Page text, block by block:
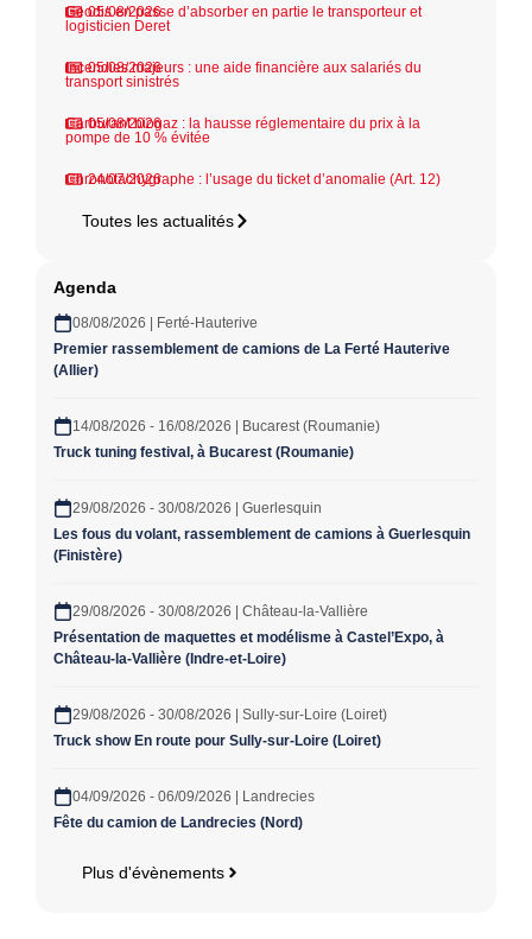
05/08/2026
Geodis en passe d’absorber en partie le transporteur et
logisticien Deret
05/08/2026
Incendies majeurs : une aide financière aux salariés du
transport sinistrés
05/08/2026
Carburant biogaz : la hausse réglementaire du prix à la
pompe de 10 % évitée
24/07/2026
Chronotachygraphe : l’usage du ticket d’anomalie (Art. 12)
Toutes les actualités
Agenda
08/08/2026 | Ferté-Hauterive
Premier rassemblement de camions de La Ferté Hauterive
(Allier)
14/08/2026 - 16/08/2026 | Bucarest (Roumanie)
Truck tuning festival, à Bucarest (Roumanie)
29/08/2026 - 30/08/2026 | Guerlesquin
Les fous du volant, rassemblement de camions à Guerlesquin
(Finistère)
29/08/2026 - 30/08/2026 | Château-la-Vallière
Présentation de maquettes et modélisme à Castel’Expo, à
Château-la-Vallière (Indre-et-Loire)
29/08/2026 - 30/08/2026 | Sully-sur-Loire (Loiret)
Truck show En route pour Sully-sur-Loire (Loiret)
04/09/2026 - 06/09/2026 | Landrecies
Fête du camion de Landrecies (Nord)
Plus d'évènements